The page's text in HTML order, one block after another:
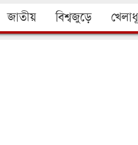
জাতীয় বিশ্বজুড়ে